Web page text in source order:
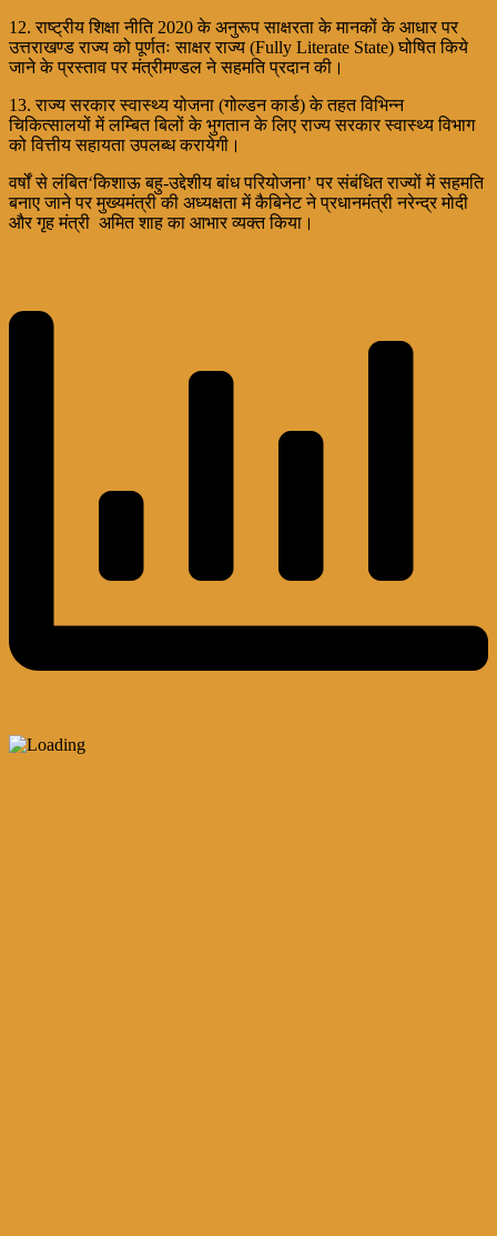
12. राष्ट्रीय शिक्षा नीति 2020 के अनुरूप साक्षरता के मानकों के आधार पर
उत्तराखण्ड राज्य को पूर्णतः साक्षर राज्य (Fully Literate State) घोषित किये
जाने के प्रस्ताव पर मंत्रीमण्डल ने सहमति प्रदान की।
13. राज्य सरकार स्वास्थ्य योजना (गोल्डन कार्ड) के तहत विभिन्न
चिकित्सालयों में लम्बित बिलों के भुगतान के लिए राज्य सरकार स्वास्थ्य विभाग
को वित्तीय सहायता उपलब्ध करायेगी।
वर्षों से लंबित‘किशाऊ बहु-उद्देशीय बांध परियोजना’ पर संबंधित राज्यों में सहमति
बनाए जाने पर मुख्यमंत्री की अध्यक्षता में कैबिनेट ने प्रधानमंत्री नरेन्द्र मोदी
और गृह मंत्री अमित शाह का आभार व्यक्त किया।